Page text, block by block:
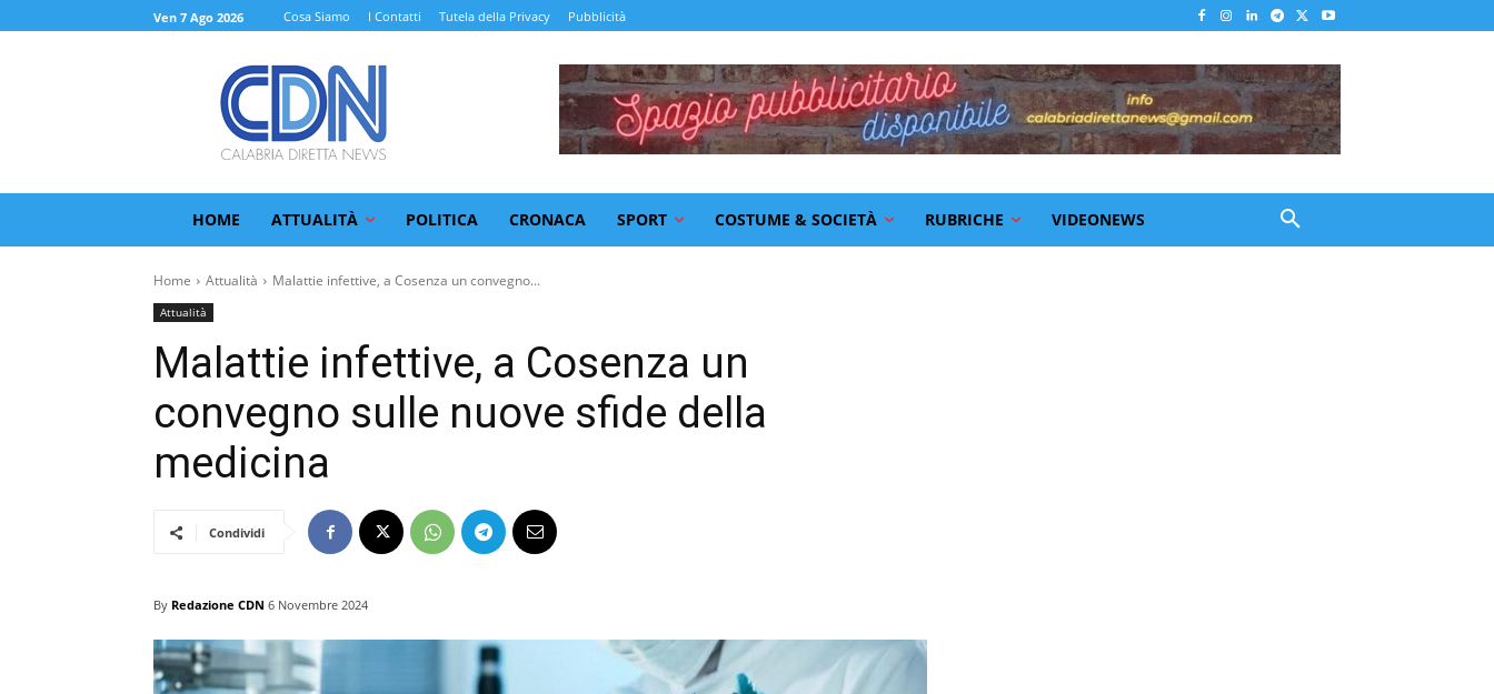
Ven 7 Ago 2026 Cosa Siamo I Contatti Tutela della Privacy Pubblicità
HOME ATTUALITÀ POLITICA CRONACA SPORT COSTUME & SOCIETÀ RUBRICHE VIDEONEWS
Home Attualità Malattie infettive, a Cosenza un convegno...
Attualità
Malattie infettive, a Cosenza un
convegno sulle nuove sfide della
medicina
Condividi
By Redazione CDN 6 Novembre 2024